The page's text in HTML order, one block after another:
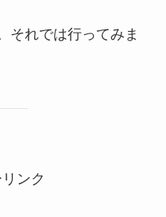
それでは行ってみま
ンク